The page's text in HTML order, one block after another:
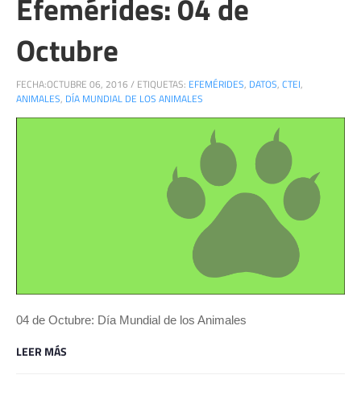
Octubre
FECHA:OCTUBRE 06, 2016 / ETIQUETAS: EFEMÉRIDES, DATOS, CTEI,
ANIMALES, DÍA MUNDIAL DE LOS ANIMALES
04 de Octubre: Día Mundial de los Animales
LEER MÁS